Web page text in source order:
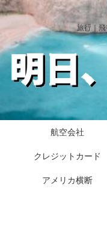
旅行｜
航空会社
クレジットカード
アメリカ横断